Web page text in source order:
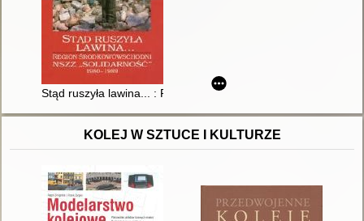
Stąd ruszyła lawina... : Region Środkowowschodni NSZZ
KOLEJ W SZTUCE I KULTURZE